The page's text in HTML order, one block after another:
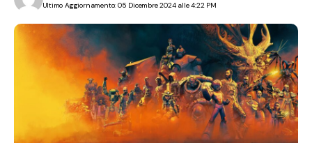
Ultimo Aggiornamento: 05 Dicembre 2024 alle 4:22 PM